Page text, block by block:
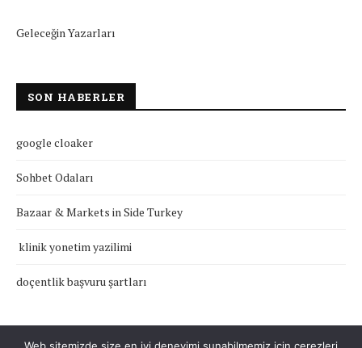
Geleceğin Yazarları
SON HABERLER
google cloaker
Sohbet Odaları
Bazaar & Markets in Side Turkey
klinik yonetim yazilimi
doçentlik başvuru şartları